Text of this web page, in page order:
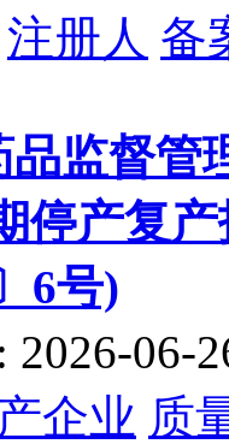
注册人 备
品监督管
停产复
6号)
2026-06-
企业 质